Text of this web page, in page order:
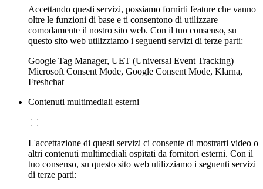
Accettando questi servizi, possiamo fornirti feature che vanno
oltre le funzioni di base e ti consentono di utilizzare
comodamente il nostro sito web. Con il tuo consenso, su
questo sito web utilizziamo i seguenti servizi di terze parti:
Google Tag Manager, UET (Universal Event Tracking)
Microsoft Consent Mode, Google Consent Mode, Klarna,
Freshchat
Contenuti multimediali esterni
L'accettazione di questi servizi ci consente di mostrarti video o
altri contenuti multimediali ospitati da fornitori esterni. Con il
tuo consenso, su questo sito web utilizziamo i seguenti servizi
di terze parti: